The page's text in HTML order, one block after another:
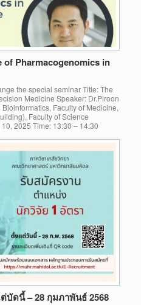
of Pharmacogenomics in
the special seminar Title: The
Medicine Speaker: Dr.Piroon
Faculty of Medicine,
Faculty of Science
10, 2025 Time: 13:30 – 14:30
บัดนี้ – 28 กุมภาพันธ์ 2568